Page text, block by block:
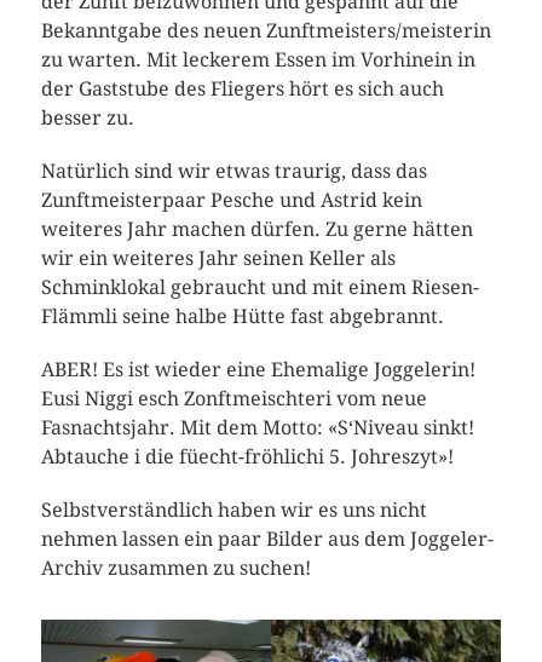
Bekanntgabe des neuen Zunftmeisters/meisterin
zu warten. Mit leckerem Essen im Vorhinein in
der Gaststube des Fliegers hört es sich auch
besser zu.
Natürlich sind wir etwas traurig, dass das
Zunftmeisterpaar Pesche und Astrid kein
weiteres Jahr machen dürfen. Zu gerne hätten
wir ein weiteres Jahr seinen Keller als
Schminklokal gebraucht und mit einem Riesen-
Flämmli seine halbe Hütte fast abgebrannt.
ABER! Es ist wieder eine Ehemalige Joggelerin!
Eusi Niggi esch Zonftmeischteri vom neue
Fasnachtsjahr. Mit dem Motto: «S‘Niveau sinkt!
Abtauche i die füecht-fröhlichi 5. Johreszyt»!
Selbstverständlich haben wir es uns nicht
nehmen lassen ein paar Bilder aus dem Joggeler-
Archiv zusammen zu suchen!